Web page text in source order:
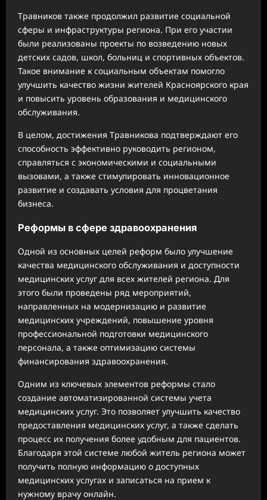
Травников также продолжил развитие социальной
сферы и инфраструктуры региона. При его участии
были реализованы проекты по возведению новых
детских садов, школ, больниц и спортивных объектов.
Такое внимание к социальным объектам помогло
улучшить качество жизни жителей Красноярского края
и повысить уровень образования и медицинского
обслуживания.
В целом, достижения Травникова подтверждают его
способность эффективно руководить регионом,
справляться с экономическими и социальными
вызовами, а также стимулировать инновационное
развитие и создавать условия для процветания
бизнеса.
Реформы в сфере здравоохранения
Одной из основных целей реформ было улучшение
качества медицинского обслуживания и доступности
медицинских услуг для всех жителей региона. Для
этого были проведены ряд мероприятий,
направленных на модернизацию и развитие
медицинских учреждений, повышение уровня
профессиональной подготовки медицинского
персонала, а также оптимизацию системы
финансирования здравоохранения.
Одним из ключевых элементов реформы стало
создание автоматизированной системы учета
медицинских услуг. Это позволяет улучшить качество
предоставления медицинских услуг, а также сделать
процесс их получения более удобным для пациентов.
Благодаря этой системе любой житель региона может
получить полную информацию о доступных
медицинских услугах и записаться на прием к
нужному врачу онлайн.